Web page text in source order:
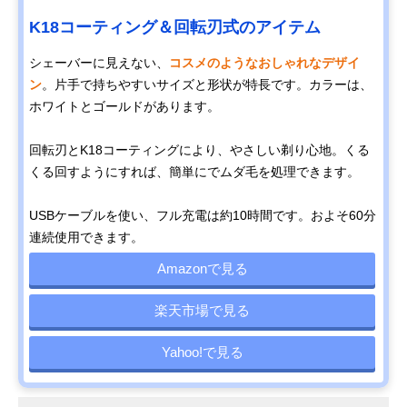
K18コーティング＆回転刃式のアイテム
シェーバーに見えない、
コスメのようなおしゃれなデザイ
ン。片手で持ちやすいサイズと形状が特長です。カラーは、
ホワイトとゴールドがあります。
回転刃とK18コーティングにより、やさしい剃り心地。くる
くる回すようにすれば、簡単にでムダ毛を処理できます。
USBケーブルを使い、フル充電は約10時間です。およそ60分
連続使用できます。
Amazonで見る
楽天市場で見る
Yahoo!で見る